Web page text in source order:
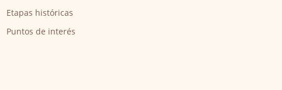
Etapas históricas
Puntos de interés